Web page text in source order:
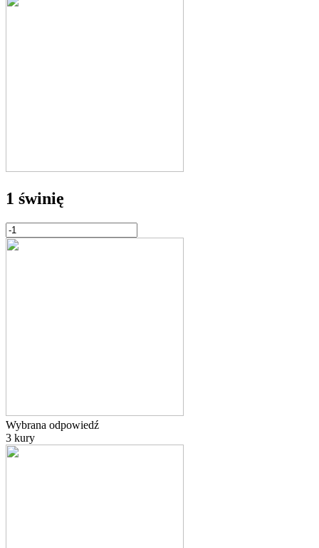
1 świnię
Wybrana odpowiedź
3 kury